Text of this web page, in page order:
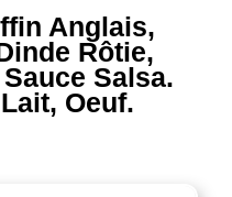
Anglais,
Rôtie,
Salsa.
Oeuf.